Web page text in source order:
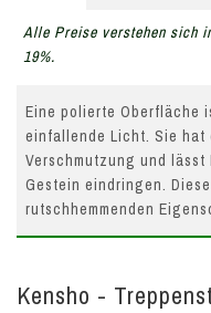
Alle Preise verstehen sich
19%.
Eine polierte Oberfläche
einfallende Licht. Sie
Verschmutzung und
Gestein eindringen.
rutschhemmenden
Kensho -